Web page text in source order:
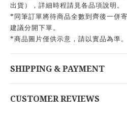
出貨），詳細時程請見各品項說明。
*同筆訂單將待商品全數到齊後一併
建議分開下單。
*商品圖片僅供示意，請以實品為準。
SHIPPING & PAYMENT
CUSTOMER REVIEWS